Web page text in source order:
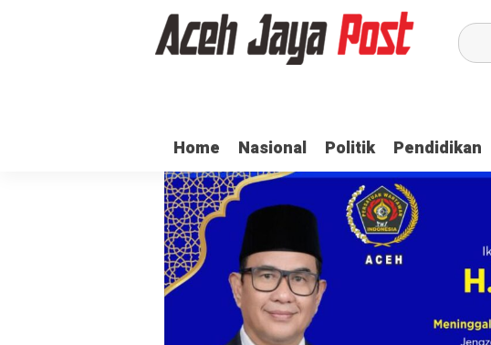
Home Nasional Politik Pendidikan
Ulama dan Pj Bupati Aceh Jaya Bahas Penguatan Kemandirian Dayah